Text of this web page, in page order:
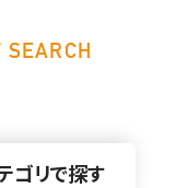
SEARCH
ゴリで探す